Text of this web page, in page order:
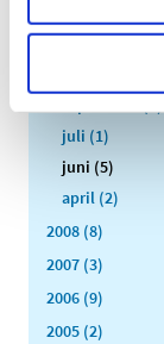
november (1)
juli (1)
juni (5)
april (2)
2008 (8)
2007 (3)
2006 (9)
2005 (2)